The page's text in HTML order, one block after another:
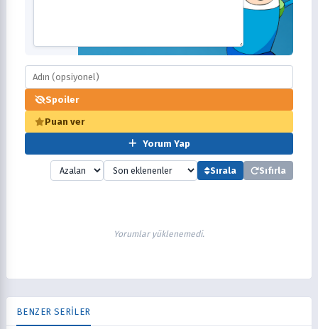
Spoiler
Puan ver
Yorum Yap
Sırala Sıfırla
Yorumlar yüklenemedi.
BENZER SERİLER